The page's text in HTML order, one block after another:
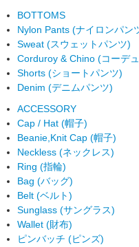
BOTTOMS
Nylon Pants (ナイロンパン
Sweat (スウェットパンツ)
Corduroy & Chino (コーデ
Shorts (ショートパンツ)
Denim (デニムパンツ)
ACCESSORY
Cap / Hat (帽子)
Beanie,Knit Cap (帽子)
Neckless (ネックレス)
Ring (指輪)
Bag (バッグ)
Belt (ベルト)
Sunglass (サングラス)
Wallet (財布)
ピンバッチ (ピンズ)